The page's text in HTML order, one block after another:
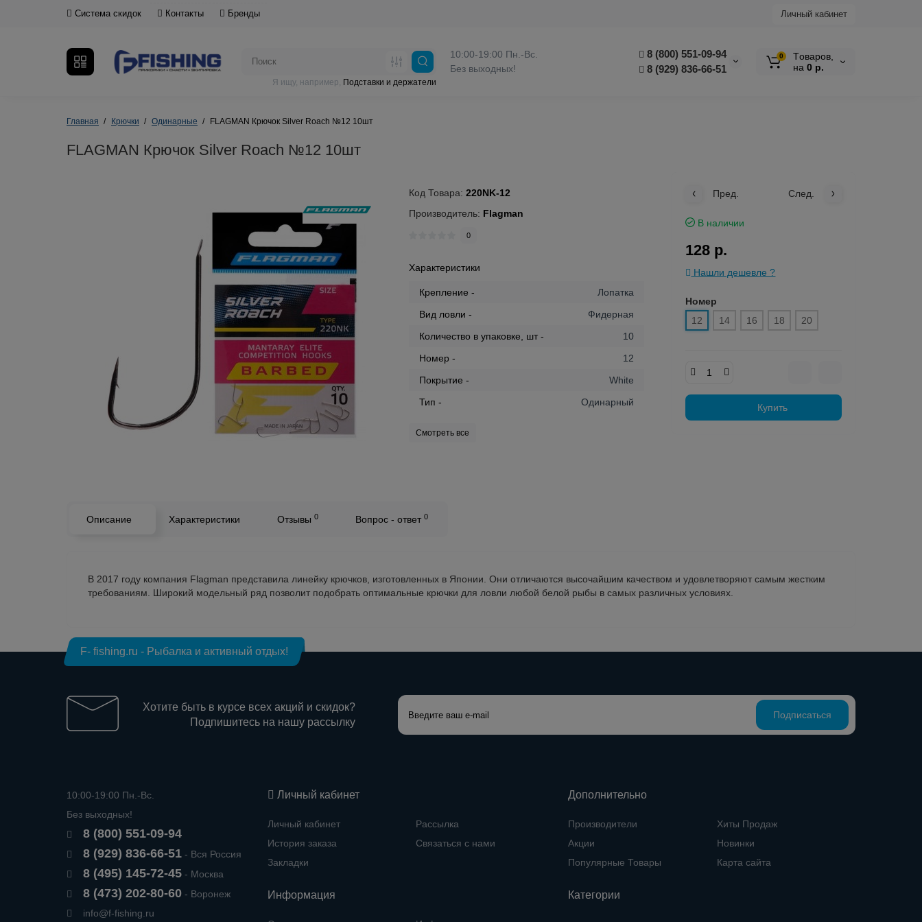
Система скидок Контакты Бренды Личный кабинет
10:00-19:00 Пн.-Вс.
Без выходных!
8 (800) 551-09-94
8 (929) 836-66-51
Я ищу, например, Подставки и держатели
0
Tоваров,
на 0 р.
Главная Крючки Одинарные FLAGMAN Крючок Silver Roach №12 10шт
FLAGMAN Крючок Silver Roach №12 10шт
Код Товара:220NK-12
Производитель: Flagman
0
Характеристики
Крепление -
Лопатка
Вид ловли -
Фидерная
Количество в упаковке, шт -
10
Номер -
12
Покрытие -
White
Тип -
Одинарный
Смотреть все
Пред. След.
В наличии
128 р.
Нашли дешевле ?
Номер
12
14 16 18 20
Купить
Описание Характеристики Отзывы 0 Вопрос - ответ 0
В 2017 году компания Flagman представила линейку крючков, изготовленных в Японии. Они отличаются высочайшим качеством и удовлетворяют самым жестким
требованиям. Широкий модельный ряд позволит подобрать оптимальные крючки для ловли любой белой рыбы в самых различных условиях.
F- fishing.ru - Рыбалка и активный отдых!
Хотите быть в курсе всех акций и скидок?
Подпишитесь на нашу рассылку
Подписаться
10:00-19:00 Пн.-Вс.
Без выходных!
8 (800) 551-09-94
8 (929) 836-66-51 - Вся Россия
8 (495) 145-72-45 - Москва
8 (473) 202-80-60 - Воронеж
info@f-fishing.ru
Личный кабинет
Личный кабинет
История заказа
Закладки
Рассылка
Связаться с нами
Дополнительно
Производители
Акции
Популярные Товары
Хиты Продаж
Новинки
Карта сайта
Информация Категории